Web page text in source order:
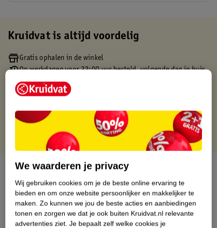
Kruidvat is altijd voordelig
Gratis ophalen in de winkel
Op werkdagen voor 22:00 uur besteld, volgende dag in huis
Gratis thuisbezorgd vanaf 50.00
Gratis retourneren binnen 30 dagen
Over dit product
Productinformatie
Etiketinformatie
We waarderen je privacy
Wij gebruiken cookies om je de beste online ervaring te
bieden en om onze website persoonlijker en makkelijker te
maken. Zo kunnen we jou de beste acties en aanbiedingen
tonen en zorgen we dat je ook buiten Kruidvat.nl relevante
advertenties ziet. Je bepaalt zelf welke cookies je